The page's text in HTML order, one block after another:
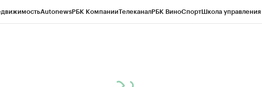
AutonewsРБК КомпанииТелеканалРБК ВиноСпортШкола